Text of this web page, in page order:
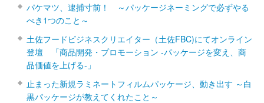
パケマツ、逮捕寸前！ ～パッケージネーミングで必ずやる
べき1つのこと～
土佐フードビジネスクリエイター（土佐FBC)にてオンライン
登壇 「商品開発・プロモーション ‐パッケージを変え、商
品価値を上げる‐」
止まった新規ラミネートフィルムパッケージ、動き出す ～白
黒パッケージが教えてくれたこと～